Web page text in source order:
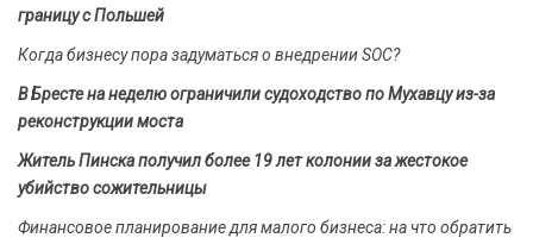
границу с Польшей
Когда бизнесу пора задуматься о внедрении SOC?
В Бресте на неделю ограничили судоходство по Мухавцу из-за
реконструкции моста
Житель Пинска получил более 19 лет колонии за жестокое
убийство сожительницы
Финансовое планирование для малого бизнеса: на что обратить